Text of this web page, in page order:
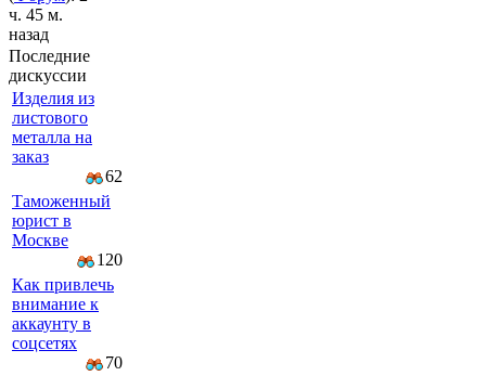
ч. 45 м.
назад
Последние
дискуссии
Изделия из
листового
металла на
заказ
62
Таможенный
юрист в
Москве
120
Как привлечь
внимание к
аккаунту в
соцсетях
70